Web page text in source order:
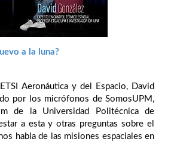
a la luna?
Aeronáutica y del Espacio, David
por los micrófonos de SomosUPM,
de la Universidad Politécnica de
a esta y otras preguntas sobre el
habla de las misiones espaciales en